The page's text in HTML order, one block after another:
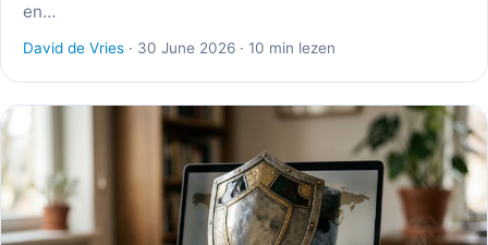
en…
David de Vries · 30 June 2026 · 10 min lezen